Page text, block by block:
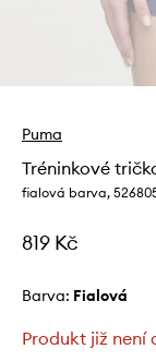
Puma
Tréninkové
fialová barva,
819 Kč
Barva: fialová
Produkt již není